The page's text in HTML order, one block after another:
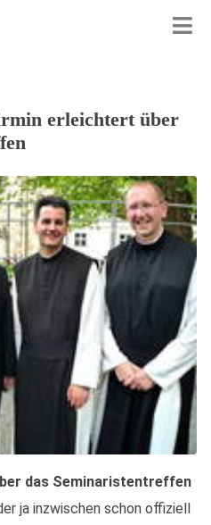
erleichtert über
das Seminaristentreffen
ja inzwischen schon offiziell